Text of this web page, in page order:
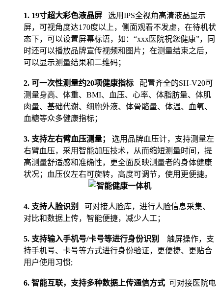
1. 19寸超大彩色液晶屏 选用IPS全视角高清液晶显示
屏，可视角度达170度以上，侧面观看不发虚，在待机状
态下，可以设置屏幕标语，如：“xxx医院祝您健康”，同
时还可以播放品牌宣传视频和图片；在测量结束之后，
可以显示测量结果和二维码；
2. 可一次性测量约20项健康指标 配置齐全的SH-V20可
测量身高、体重、BMI、血压、心率、体脂肪量、体肌
肉量、基础代谢、细胞外液、体骨骼量、体温、血氧、
血糖等众多健康指标；
3. 支持左右臂血压测量； 选用品牌血压计，支持测量左
右臂血压，采用智能加压技术，
从而缩短测量时间，提
高测量舒适感和准确性，更全面反映测量者的身体健康
状况；血压仪左右可旋转，高度可调节，使用更便捷。
4. 支持人脸识别
可对接人脸库，进行人脸信息采集、
对比和数据上传，智能便捷，减少人工；
5. 支持输入手机号/卡号等进行身份识别
触屏操作，支
持手机号、卡号等方式进行身份验证，更便捷、更贴合
用户使用习惯;
6. 智能互联，支持多种数据上传通信方式 可对接医院电